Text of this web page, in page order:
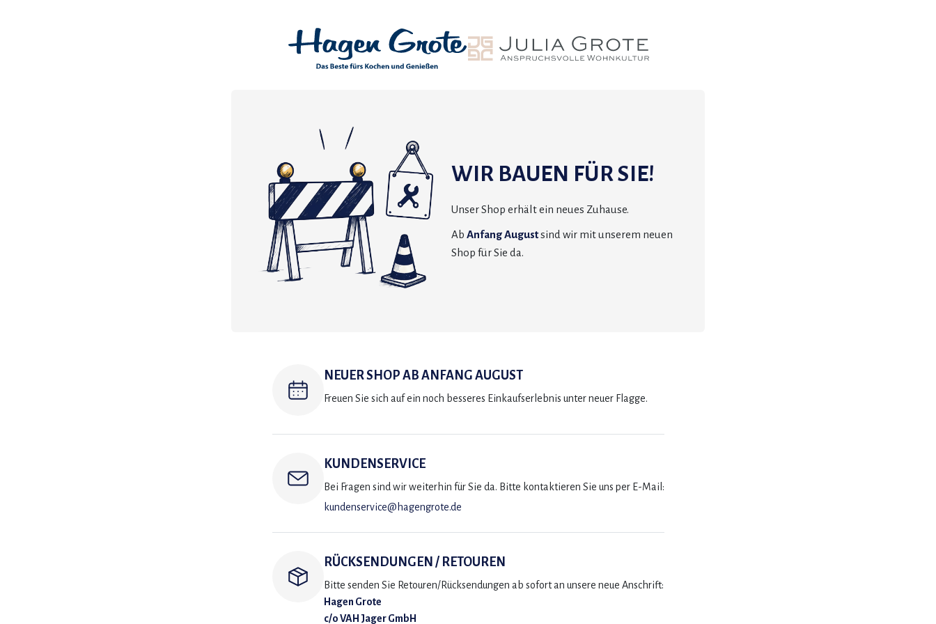
WIR BAUEN FÜR SIE!
Unser Shop erhält ein neues Zuhause.
Ab Anfang Augustsind wir mit unserem neuen
Shop für Sie da.
NEUER SHOP AB ANFANG AUGUST
Freuen Sie sich auf ein noch besseres Einkaufserlebnis unter neuer Flagge.
KUNDENSERVICE
Bei Fragen sind wir weiterhin für Sie da. Bitte kontaktieren Sie uns per E-Mail:
kundenservice@hagengrote.de
RÜCKSENDUNGEN / RETOUREN
Bitte senden Sie Retouren/Rücksendungen ab sofort an unsere neue Anschrift:
Hagen Grote
c/o VAH Jager GmbH